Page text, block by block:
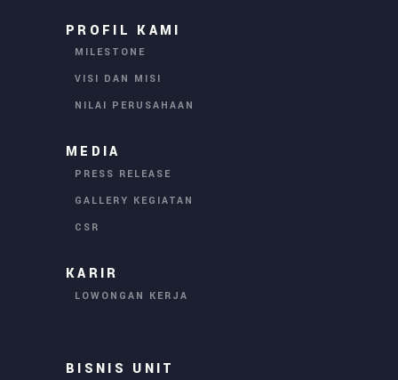
PROFIL KAMI
MILESTONE
VISI DAN MISI
NILAI PERUSAHAAN
MEDIA
PRESS RELEASE
GALLERY KEGIATAN
CSR
KARIR
LOWONGAN KERJA
BISNIS UNIT